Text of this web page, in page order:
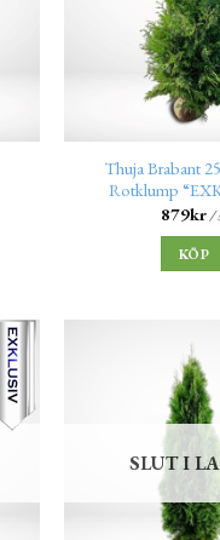
Thuja Brabant
Rotklump
879kr/
KÖP
SLUT I